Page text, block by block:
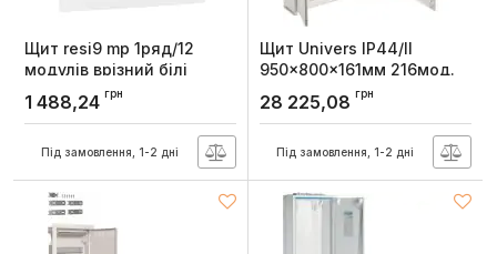
Щит resi9 mp 1ряд/12
модулів врізний білі
двері, Schneider Electric
Артикул:
1 488,24 грн
Під замовлення, 1-2 дні
Щит Univers IP44/II
950x800x161мм 216мод.
(3x72), Hager
FWB63S
28 225,08 грн
Під замовлення, 1-2 дні